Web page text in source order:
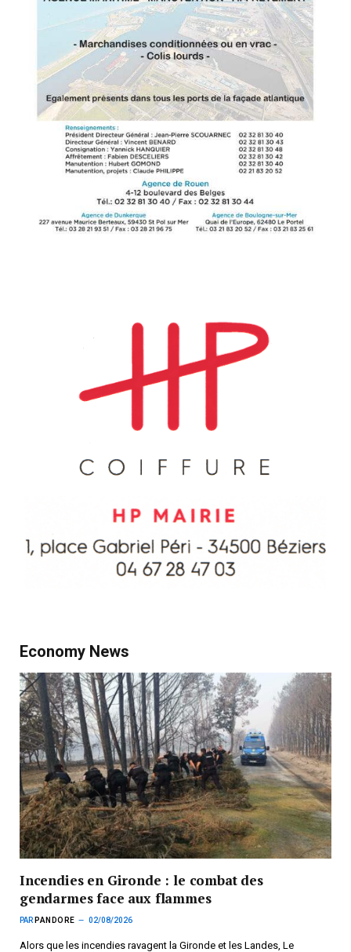
Economy News
Incendies en Gironde : le combat des
gendarmes face aux flammes
PAR PANDORE 02/08/2026
Alors que les incendies ravagent la Gironde et les Landes, Le